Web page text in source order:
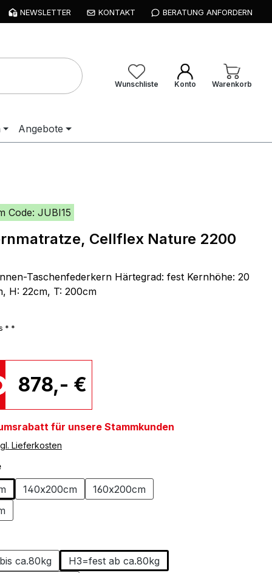
NEWSLETTER KONTAKT BERATUNG ANFORDERN
Wunschliste Konto Warenkorb
Angebote
Code: JUBI15
Cellflex Nature 2200
Taschenfederkern Härtegrad: fest Kernhöhe: 20
H: 22cm, T: 200cm
* *
878,- €
für unsere Stammkunden
Lieferkosten
auswählen
140x200cm
160x200cm
ca.80kg
H3=fest ab ca.80kg